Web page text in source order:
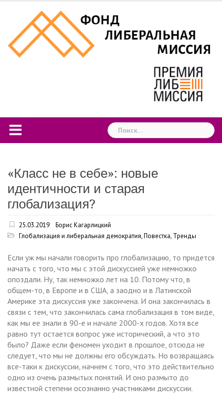
content
Найти:
«Класс не в себе»: новые
идентичности и старая
глобализация?
25.03.2019
Борис Кагарлицкий
Глобализация и либеральная демократия,Повестка, Тренды
Если уж мы начали говорить про глобализацию, то придется
начать с того, что мы с этой дискуссией уже немножко
опоздали. Ну, так немножко лет на 10. Потому что, в
общем-то, в Европе и в США, а заодно и в Латинской
Америке эта дискуссия уже закончена. И она закончилась в
связи с тем, что закончилась сама глобализация в том виде,
как мы ее знали в 90-е и начале 2000-х годов. Хотя все
равно тут остается вопрос уже исторический, а что это
было? Даже если феномен уходит в прошлое, отсюда не
следует, что мы не должны его обсуждать. Но возвращаясь
все-таки к дискуссии, начнем с того, что это действительно
одно из очень размытых понятий. И оно размыто до
известной степени осознанно участниками дискуссии.